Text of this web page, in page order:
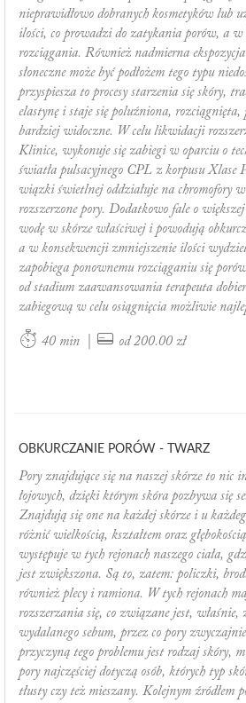
nieprawidłowo dobranych kosmetyków lub
ilości, co prowadzi do zatykania porów, a w
rozciągania. Również nadmierna
słoneczne może być podłożem tego typu
przyspiesza to procesy starzenia się skóry,
elastynę i staje się poluźniona, rozciągnięta,
bardziej widoczne. W celu likwidacji
Klinice, wykonuje się zabiegi w oparciu o
światła pulsacyjnego CPL z korpusu Xlase
wiązki świetlnej oddziałuje na chromofory
rozszerzone pory. Dodatkowo fale o
wodę w skórze właściwej i powodują
a w konsekwencji zmniejszenie ilości
zapobiega ponownemu rozciąganiu się
od stadium zaawansowania terapeuta
zabiegową w celu osiągnięcia możliwie
40 min od 200.00 zł
OBKURCZANIE PORÓW - TWARZ
Pory znajdujące się na naszej skórze to nic
łojowych, dzięki którym skóra pozbywa się
Znajdują się one na każdej skórze i u
różnić wielkością, kształtem oraz
występuje w tych rejonach naszego ciała,
jest zwiększona. Są to, zatem: policzki,
również plecy i ramiona. W tych rejonach
rozszerzania się, co związane jest,
wydalanego sebum, przez co pory
przyczyną tego problemu jest rodzaj skóry,
pory najczęściej dotyczą osób, których typ
tłusty czy też mieszany. Kolejnym źródłem